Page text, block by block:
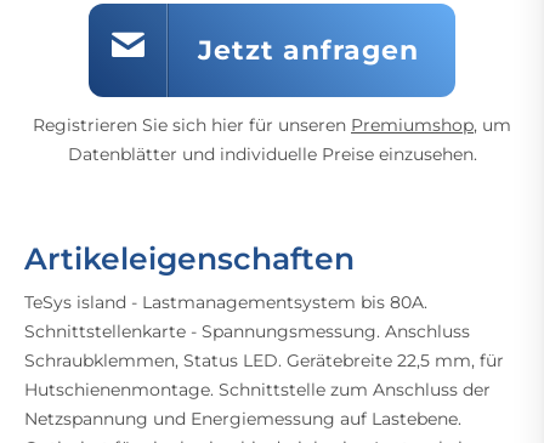
Jetzt anfragen
Registrieren Sie sich hier für unseren Premiumshop, um
Datenblätter und individuelle Preise einzusehen.
Artikeleigenschaften
TeSys island - Lastmanagementsystem bis 80A.
Schnittstellenkarte - Spannungsmessung. Anschluss
Schraubklemmen, Status LED. Gerätebreite 22,5 mm, für
Hutschienenmontage. Schnittstelle zum Anschluss der
Netzspannung und Energiemessung auf Lastebene.